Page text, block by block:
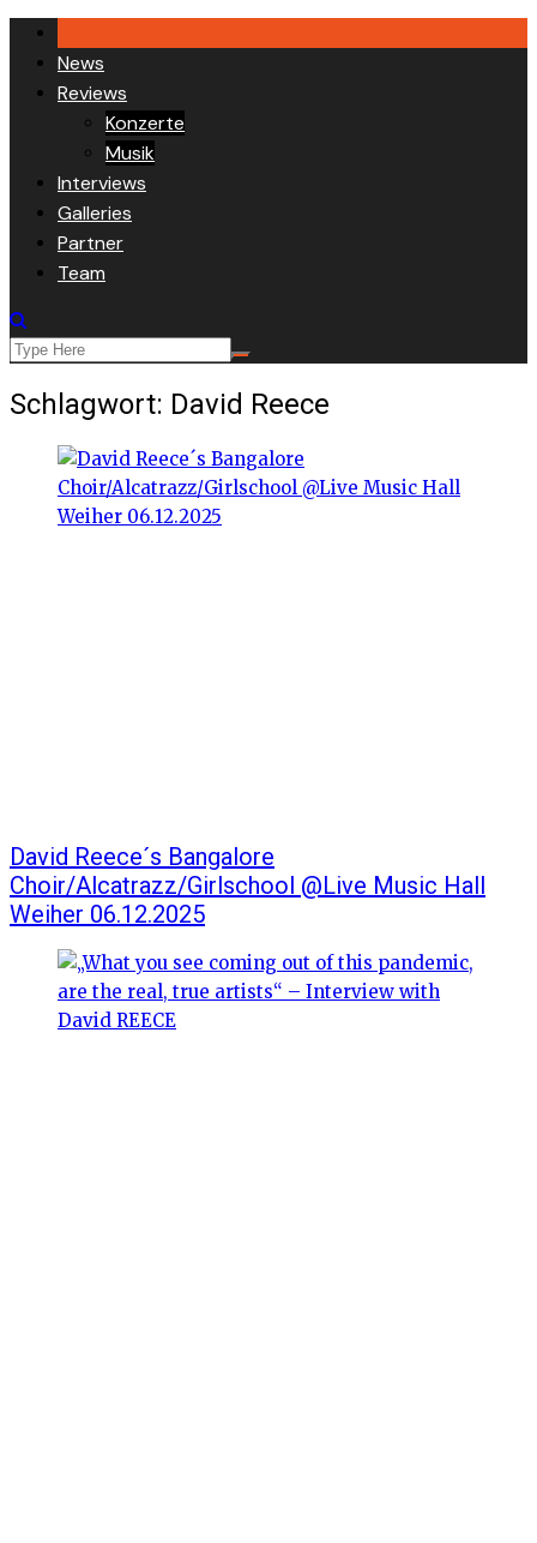
Skip
content
News
Reviews
Konzerte
Musik
Interviews
Galleries
Partner
Team
Schlagwort: David Reece
David Reece´s Bangalore
Choir/Alcatrazz/Girlschool @Live Music Hall
Weiher 06.12.2025